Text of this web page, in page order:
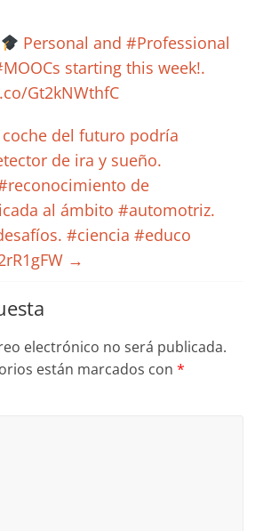
Personal and #Professional
starting this week!.
Gt2kNWthfC
coche del futuro podría
de ira y sueño.
de
al ámbito #automotriz.
#ciencia #educo
→
electrónico no será publicada.
están marcados con*